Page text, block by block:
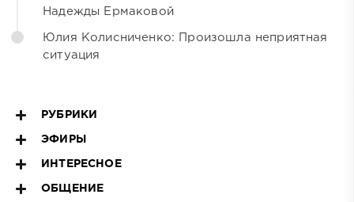
Надежды Ермаковой
Юлия Колисниченко: Произошла неприятная
ситуация
РУБРИКИ
ЭФИРЫ
ИНТЕРЕСНОЕ
ОБЩЕНИЕ